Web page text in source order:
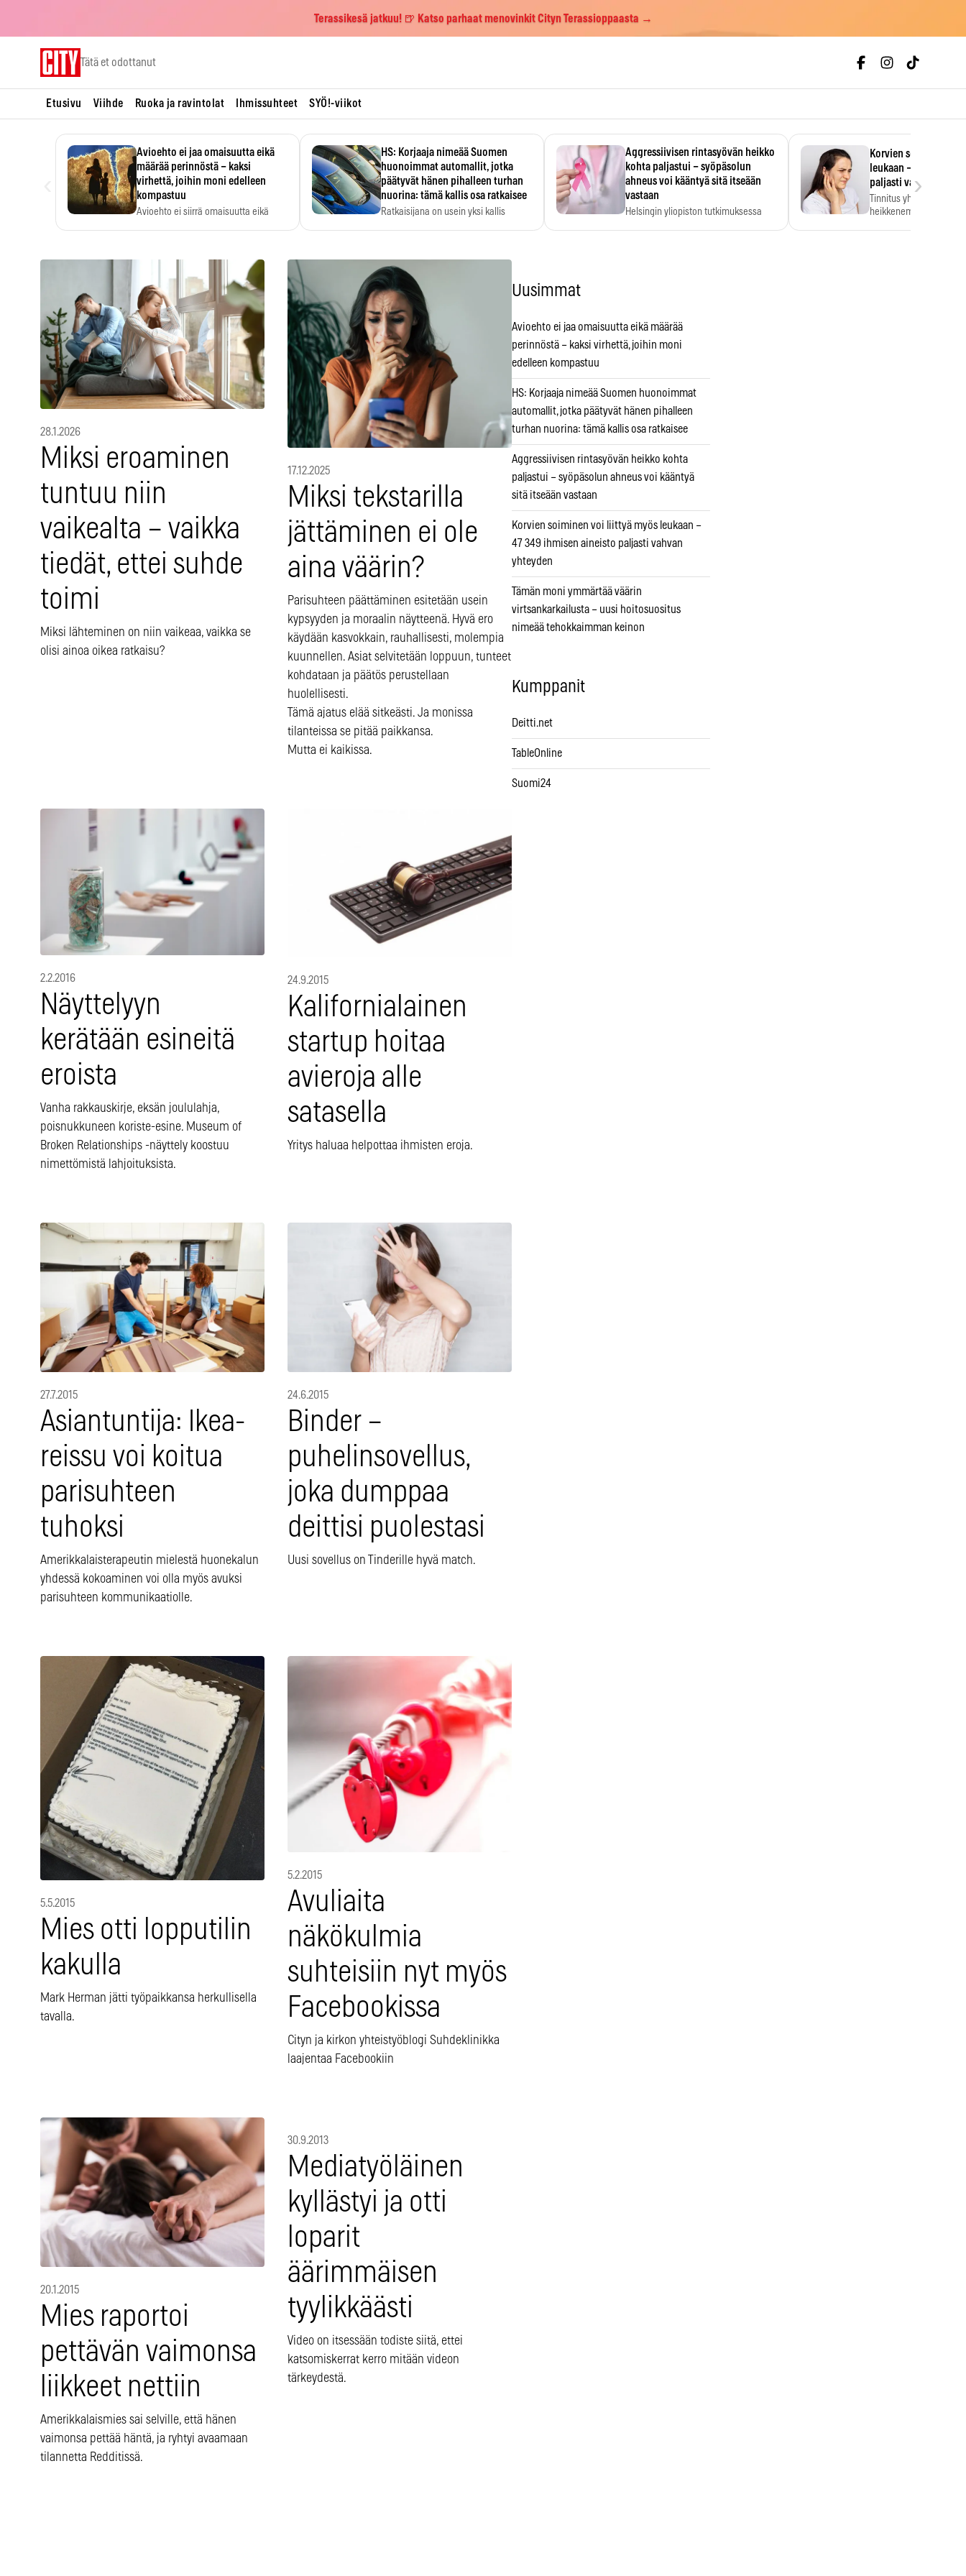
Terassikesä jatkuu! 🍺 Katso parhaat menovinkit Cityn Terassioppaasta →
Tätä et odottanut
Etusivu Viihde Ruoka ja ravintolat Ihmissuhteet SYÖ!-viikot
Avioehto ei jaa omaisuutta eikä
määrää perinnöstä – kaksi
virhettä, joihin moni edelleen
kompastuu
Avioehto ei siirrä omaisuutta eikä
HS: Korjaaja nimeää Suomen
huonoimmat automallit, jotka
päätyvät hänen pihalleen turhan
nuorina: tämä kallis osa ratkaisee
Ratkaisijana on usein yksi kallis
Aggressiivisen rintasyövän heikko
kohta paljastui – syöpäsolun
ahneus voi kääntyä sitä itseään
vastaan
Helsingin yliopiston tutkimuksessa
Korvien soiminen
leukaan – 47 349
paljasti vahvan
Tinnitus yhdistetään
heikkenemiseen.
›
28.1.2026
Miksi eroaminen
tuntuu niin
vaikealta – vaikka
tiedät, ettei suhde
toimi
Miksi lähteminen on niin vaikeaa, vaikka se
olisi ainoa oikea ratkaisu?
17.12.2025
Miksi tekstarilla
jättäminen ei ole
aina väärin?
Parisuhteen päättäminen esitetään usein
kypsyyden ja moraalin näytteenä. Hyvä ero
käydään kasvokkain, rauhallisesti, molempia
kuunnellen. Asiat selvitetään loppuun, tunteet
kohdataan ja päätös perustellaan
huolellisesti.
Tämä ajatus elää sitkeästi. Ja monissa
tilanteissa se pitää paikkansa.
Mutta ei kaikissa.
2.2.2016
Näyttelyyn
kerätään esineitä
eroista
Vanha rakkauskirje, eksän joululahja,
poisnukkuneen koriste-esine. Museum of
Broken Relationships -näyttely koostuu
nimettömistä lahjoituksista.
24.9.2015
Kalifornialainen
startup hoitaa
avieroja alle
satasella
Yritys haluaa helpottaa ihmisten eroja.
27.7.2015
Asiantuntija: Ikea-
reissu voi koitua
parisuhteen
tuhoksi
Amerikkalaisterapeutin mielestä huonekalun
yhdessä kokoaminen voi olla myös avuksi
parisuhteen kommunikaatiolle.
24.6.2015
Binder –
puhelinsovellus,
joka dumppaa
deittisi puolestasi
Uusi sovellus on Tinderille hyvä match.
5.5.2015
Mies otti lopputilin
kakulla
Mark Herman jätti työpaikkansa herkullisella
tavalla.
5.2.2015
Avuliaita
näkökulmia
suhteisiin nyt myös
Facebookissa
Cityn ja kirkon yhteistyöblogi Suhdeklinikka
laajentaa Facebookiin
20.1.2015
Mies raportoi
pettävän vaimonsa
liikkeet nettiin
Amerikkalaismies sai selville, että hänen
vaimonsa pettää häntä, ja ryhtyi avaamaan
tilannetta Redditissä.
30.9.2013
Mediatyöläinen
kyllästyi ja otti
loparit
äärimmäisen
tyylikkäästi
Video on itsessään todiste siitä, ettei
katsomiskerrat kerro mitään videon
tärkeydestä.
Uusimmat
Avioehto ei jaa omaisuutta eikä määrää
perinnöstä – kaksi virhettä, joihin moni
edelleen kompastuu
HS: Korjaaja nimeää Suomen huonoimmat
automallit, jotka päätyvät hänen pihalleen
turhan nuorina: tämä kallis osa ratkaisee
Aggressiivisen rintasyövän heikko kohta
paljastui – syöpäsolun ahneus voi kääntyä
sitä itseään vastaan
Korvien soiminen voi liittyä myös leukaan –
47 349 ihmisen aineisto paljasti vahvan
yhteyden
Tämän moni ymmärtää väärin
virtsankarkailusta – uusi hoitosuositus
nimeää tehokkaimman keinon
Kumppanit
Deitti.net
TableOnline
Suomi24